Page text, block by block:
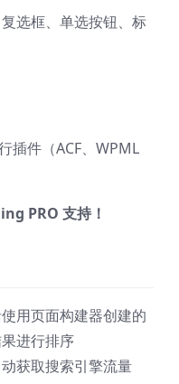
选框、单选按钮、标
插件（ACF、WPML
PRO 支持！
用页面构建器创建的
进行排序
获取搜索引擎流量